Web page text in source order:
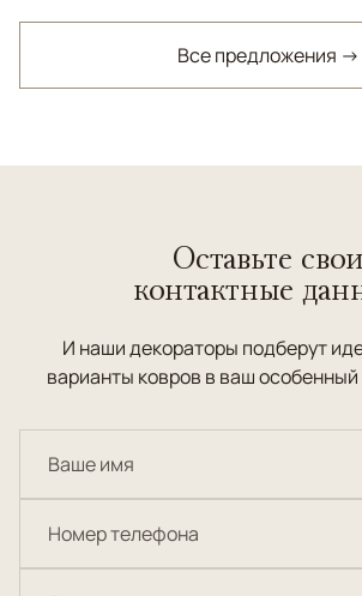
Все предложения →
Оставьте свои
контактные
И наши декораторы подберут
варианты ковров в ваш